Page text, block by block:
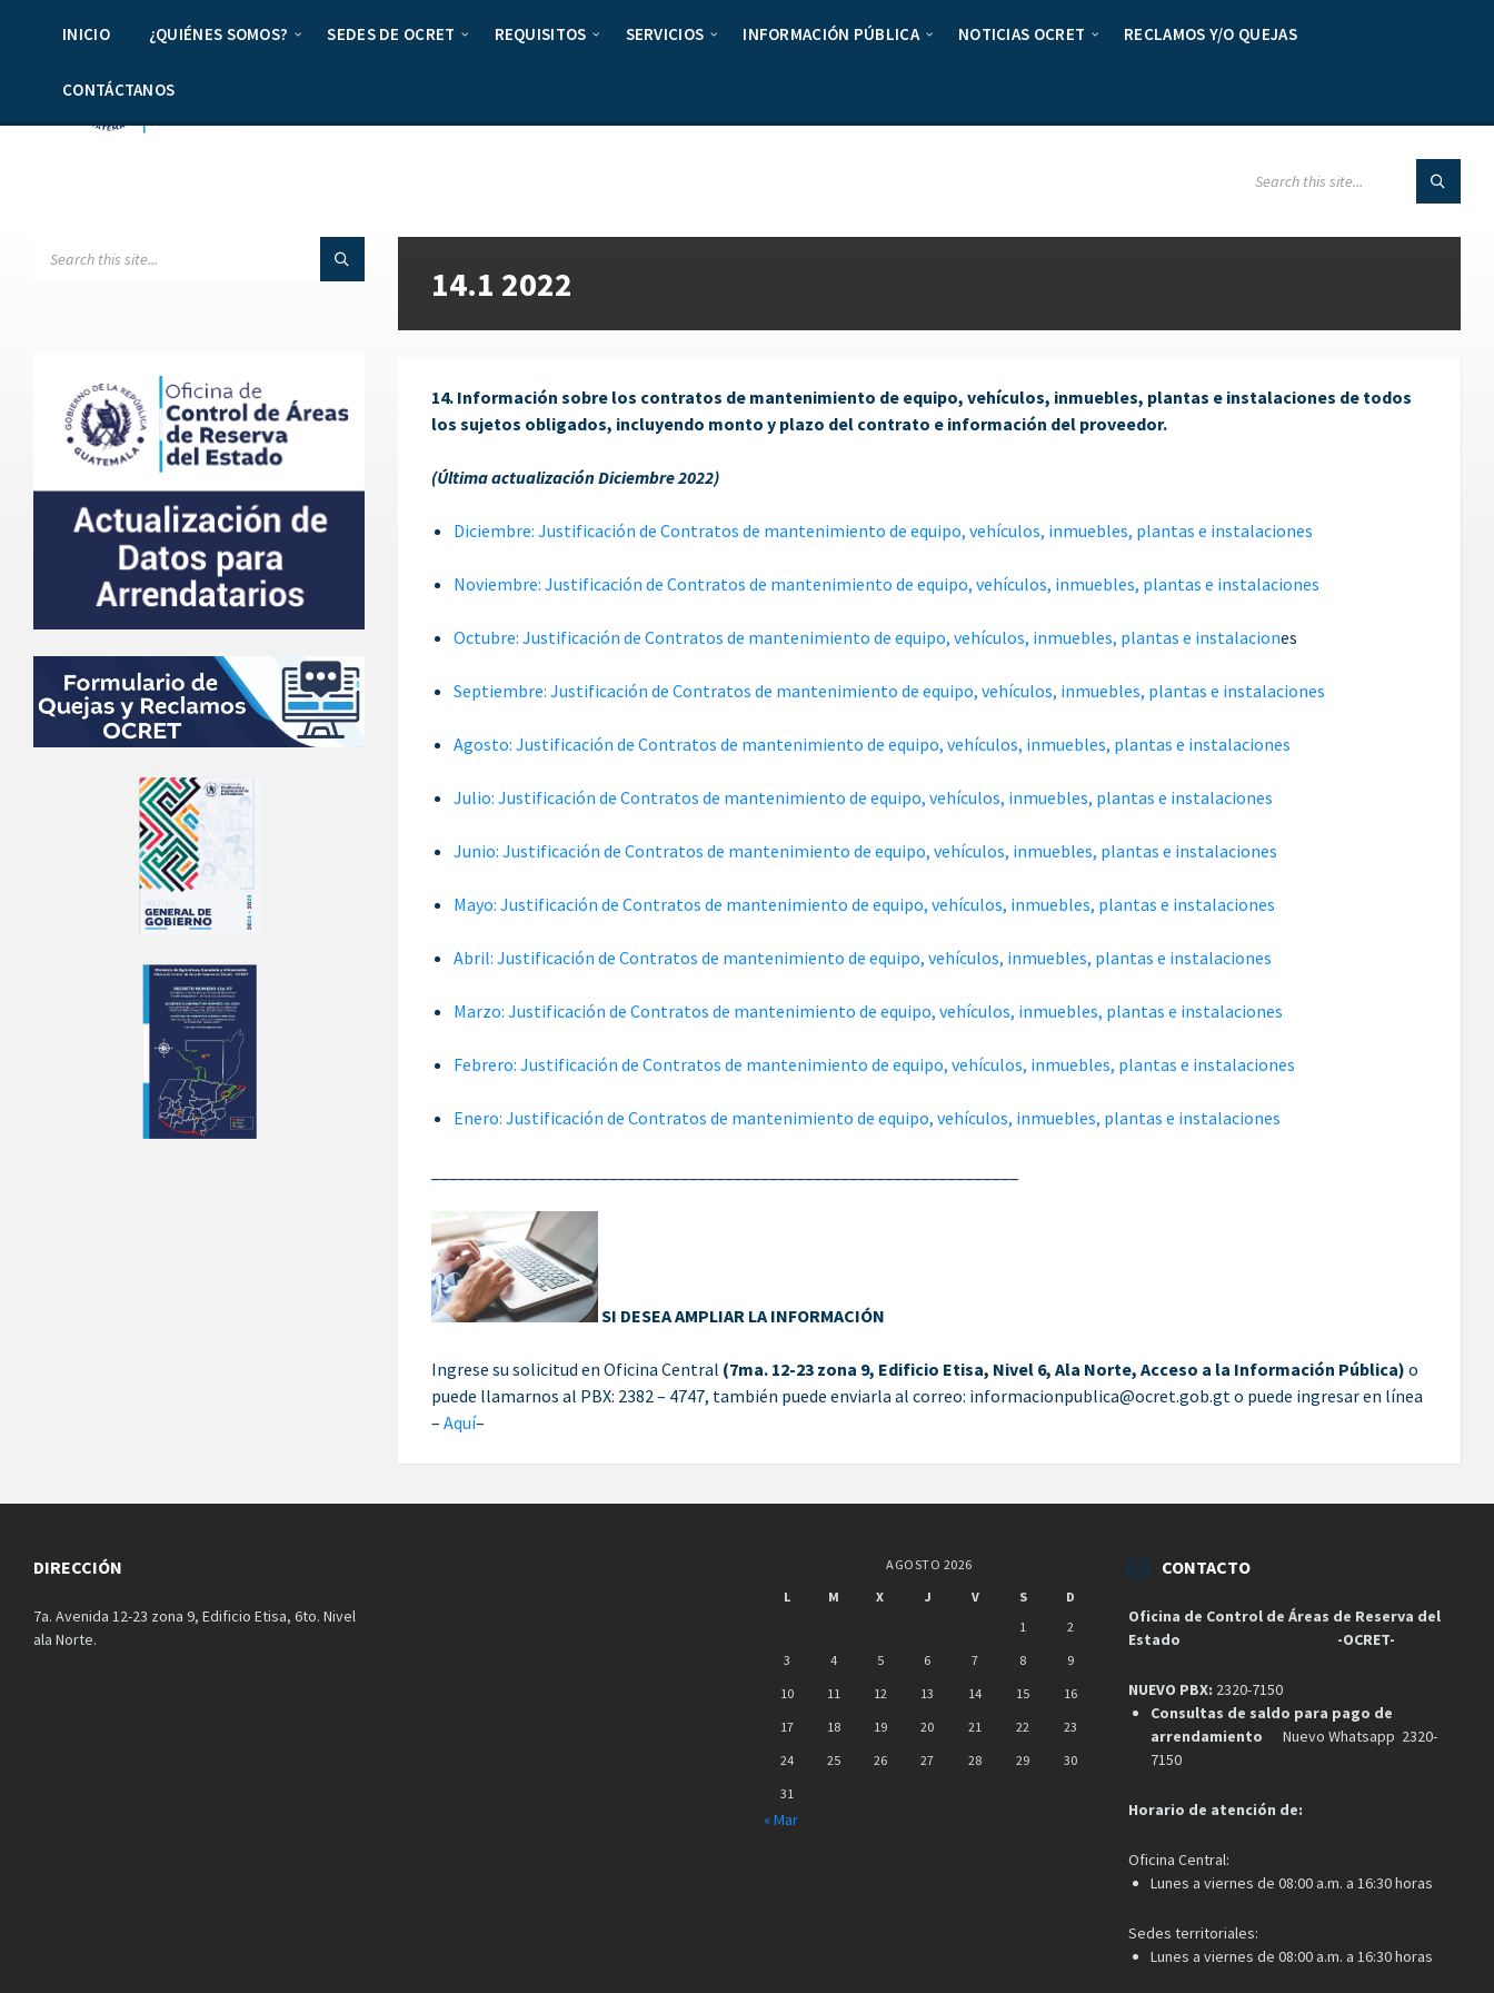
INICIO ¿QUIÉNES SOMOS? SEDES DE OCRET REQUISITOS SERVICIOS INFORMACIÓN PÚBLICA NOTICIAS OCRET RECLAMOS Y/O QUEJAS
CONTÁCTANOS
14.1 2022
14. Información sobre los contratos de mantenimiento de equipo, vehículos, inmuebles, plantas e instalaciones de todos
los sujetos obligados, incluyendo monto y plazo del contrato e información del proveedor.
(Última actualización Diciembre 2022)
Diciembre: Justificación de Contratos de mantenimiento de equipo, vehículos, inmuebles, plantas e instalaciones
Noviembre: Justificación de Contratos de mantenimiento de equipo, vehículos, inmuebles, plantas e instalaciones
Octubre: Justificación de Contratos de mantenimiento de equipo, vehículos, inmuebles, plantas e instalaciones
Septiembre: Justificación de Contratos de mantenimiento de equipo, vehículos, inmuebles, plantas e instalaciones
Agosto: Justificación de Contratos de mantenimiento de equipo, vehículos, inmuebles, plantas e instalaciones
Julio: Justificación de Contratos de mantenimiento de equipo, vehículos, inmuebles, plantas e instalaciones
Junio: Justificación de Contratos de mantenimiento de equipo, vehículos, inmuebles, plantas e instalaciones
Mayo: Justificación de Contratos de mantenimiento de equipo, vehículos, inmuebles, plantas e instalaciones
Abril: Justificación de Contratos de mantenimiento de equipo, vehículos, inmuebles, plantas e instalaciones
Marzo: Justificación de Contratos de mantenimiento de equipo, vehículos, inmuebles, plantas e instalaciones
Febrero: Justificación de Contratos de mantenimiento de equipo, vehículos, inmuebles, plantas e instalaciones
Enero: Justificación de Contratos de mantenimiento de equipo, vehículos, inmuebles, plantas e instalaciones
SI DESEA AMPLIAR LA INFORMACIÓN
Ingrese su solicitud en Oficina Central (7ma. 12-23 zona 9, Edificio Etisa, Nivel 6, Ala Norte, Acceso a la Información Pública) o
puede llamarnos al PBX: 2382 – 4747, también puede enviarla al correo: informacionpublica@ocret.gob.gt o puede ingresar en línea
–Aquí–
DIRECCIÓN
7a. Avenida 12-23 zona 9, Edificio Etisa, 6to. Nivel
ala Norte.
AGOSTO 2026
L
M X J V S
D
1
2
3
4 5 6 7 8
9
10
11 12 13 14 15
16
17
18 19 20 21 22
23
24
25 26 27 28 29
30
31
« Mar
CONTACTO
Oficina de Control de Áreas de Reserva del
Estado
-OCRET-
NUEVO PBX: 2320-7150
Consultas de saldo para pago de
arrendamiento Nuevo Whatsapp 2320-
7150
Horario de atención de:
Oficina Central:
Lunes a viernes de 08:00 a.m. a 16:30 horas
Sedes territoriales:
Lunes a viernes de 08:00 a.m. a 16:30 horas